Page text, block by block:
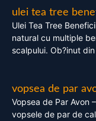
ulei tea tree
Ulei Tea Tree
natural cu multiple
scalpului. Ob?inut
vopsea de par
Vopsea de Par Avon
vopsele de par de